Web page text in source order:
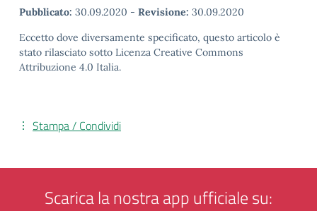
Pubblicato: 30.09.2020 - Revisione: 30.09.2020
Eccetto dove diversamente specificato, questo articolo è
stato rilasciato sotto Licenza Creative Commons
Attribuzione 4.0 Italia.
Stampa / Condividi
Scarica la nostra app ufficiale su: